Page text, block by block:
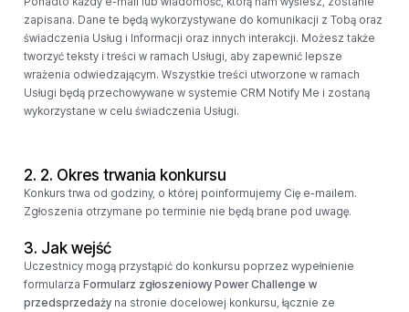
zapisana. Dane te będą wykorzystywane do komunikacji z Tobą oraz
świadczenia Usług i Informacji oraz innych interakcji. Możesz także
tworzyć teksty i treści w ramach Usługi, aby zapewnić lepsze
wrażenia odwiedzającym. Wszystkie treści utworzone w ramach
Usługi będą przechowywane w systemie CRM Notify Me i zostaną
wykorzystane w celu świadczenia Usługi.
2. 2. Okres trwania konkursu
Konkurs trwa od godziny, o której poinformujemy Cię e-mailem.
Zgłoszenia otrzymane po terminie nie będą brane pod uwagę.
3. Jak wejść
Uczestnicy mogą przystąpić do konkursu poprzez wypełnienie
formularza Formularz zgłoszeniowy Power Challenge w
przedsprzedażyna stronie docelowej konkursu, łącznie ze